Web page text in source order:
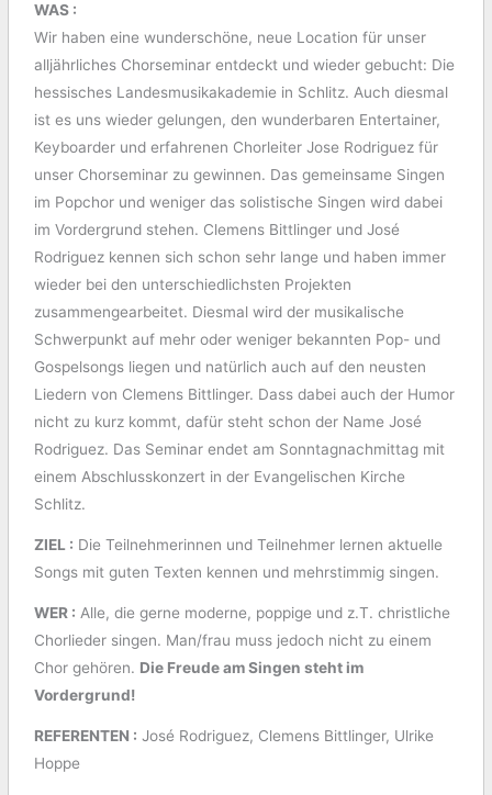
WAS :
Wir haben eine wunderschöne, neue Location für unser
alljährliches Chorseminar entdeckt und wieder gebucht: Die
hessisches Landesmusikakademie in Schlitz. Auch diesmal
ist es uns wieder gelungen, den wunderbaren Entertainer,
Keyboarder und erfahrenen Chorleiter Jose Rodriguez für
unser Chorseminar zu gewinnen. Das gemeinsame Singen
im Popchor und weniger das solistische Singen wird dabei
im Vordergrund stehen. Clemens Bittlinger und José
Rodriguez kennen sich schon sehr lange und haben immer
wieder bei den unterschiedlichsten Projekten
zusammengearbeitet. Diesmal wird der musikalische
Schwerpunkt auf mehr oder weniger bekannten Pop- und
Gospelsongs liegen und natürlich auch auf den neusten
Liedern von Clemens Bittlinger. Dass dabei auch der Humor
nicht zu kurz kommt, dafür steht schon der Name José
Rodriguez. Das Seminar endet am Sonntagnachmittag mit
einem Abschlusskonzert in der Evangelischen Kirche
Schlitz.
ZIEL : Die Teilnehmerinnen und Teilnehmer lernen aktuelle
Songs mit guten Texten kennen und mehrstimmig singen.
WER : Alle, die gerne moderne, poppige und z.T. christliche
Chorlieder singen. Man/frau muss jedoch nicht zu einem
Chor gehören. Die Freude am Singen steht im
Vordergrund!
REFERENTEN : José Rodriguez, Clemens Bittlinger, Ulrike
Hoppe